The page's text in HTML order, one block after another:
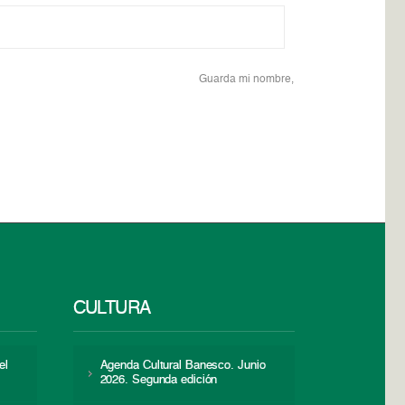
Guarda mi nombre,
CULTURA
Agenda Cultural Banesco. Junio
2026. Segunda edición